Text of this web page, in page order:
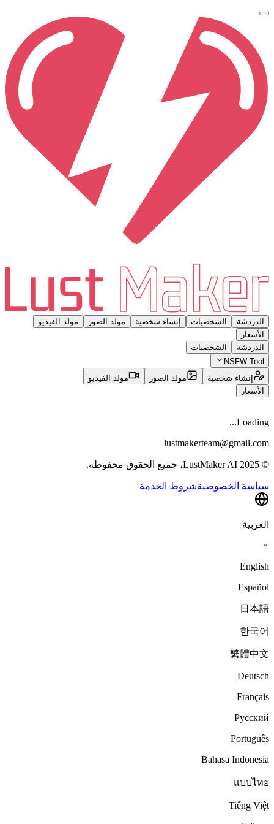
الدردشة الشخصيات إنشاء شخصية مولد الصور
مولد الفيديو
الأسعار
الدردشة
الشخصيات
NSFW Tool
إنشاء شخصية
مولد الصور
مولد الفيديو
الأسعار
Loading...
lustmakerteam@gmail.com
© 2025 LustMaker AI، جميع الحقوق محفوظة.
سياسة الخصوصيةشروط الخدمة
العربية
English
Español
日本語
한국어
繁體中文
Deutsch
Français
Русский
Português
Bahasa Indonesia
แบบไทย
Tiếng Việt